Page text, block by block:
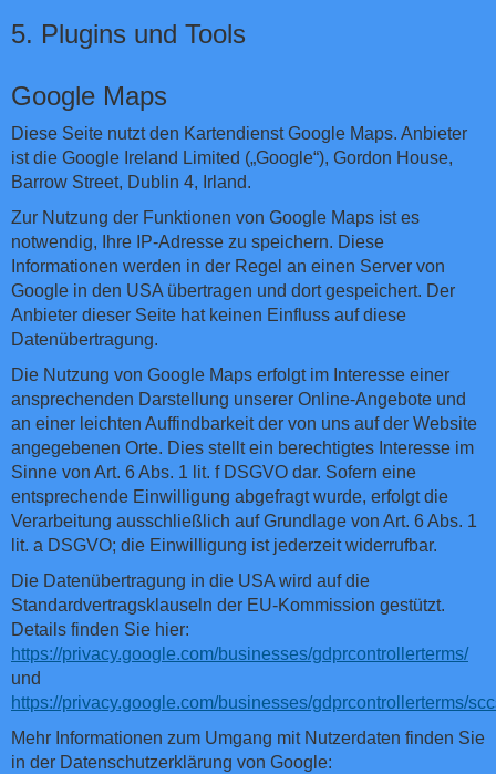
5. Plugins und Tools
Google Maps
Diese Seite nutzt den Kartendienst Google Maps. Anbieter
ist die Google Ireland Limited („Google“), Gordon House,
Barrow Street, Dublin 4, Irland.
Zur Nutzung der Funktionen von Google Maps ist es
notwendig, Ihre IP-Adresse zu speichern. Diese
Informationen werden in der Regel an einen Server von
Google in den USA übertragen und dort gespeichert. Der
Anbieter dieser Seite hat keinen Einfluss auf diese
Datenübertragung.
Die Nutzung von Google Maps erfolgt im Interesse einer
ansprechenden Darstellung unserer Online-Angebote und
an einer leichten Auffindbarkeit der von uns auf der Website
angegebenen Orte. Dies stellt ein berechtigtes Interesse im
Sinne von Art. 6 Abs. 1 lit. f DSGVO dar. Sofern eine
entsprechende Einwilligung abgefragt wurde, erfolgt die
Verarbeitung ausschließlich auf Grundlage von Art. 6 Abs. 1
lit. a DSGVO; die Einwilligung ist jederzeit widerrufbar.
Die Datenübertragung in die USA wird auf die
Standardvertragsklauseln der EU-Kommission gestützt.
Details finden Sie hier:
https://privacy.google.com/businesses/gdprcontrollerterms/
und
https://privacy.google.com/businesses/gdprcontrollerterms/
Mehr Informationen zum Umgang mit Nutzerdaten finden Sie
in der Datenschutzerklärung von Google: